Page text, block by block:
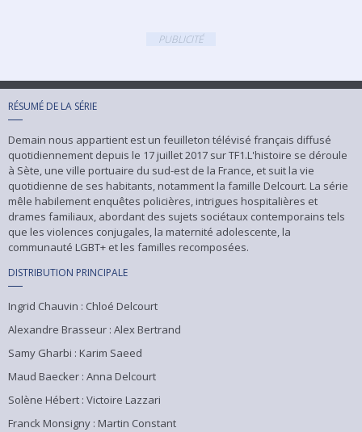
PUBLICITÉ
RÉSUMÉ DE LA SÉRIE
Demain nous appartient est un feuilleton télévisé français diffusé
quotidiennement depuis le 17 juillet 2017 sur TF1.L'histoire se déroule
à Sète, une ville portuaire du sud-est de la France, et suit la vie
quotidienne de ses habitants, notamment la famille Delcourt. La série
mêle habilement enquêtes policières, intrigues hospitalières et
drames familiaux, abordant des sujets sociétaux contemporains tels
que les violences conjugales, la maternité adolescente, la
communauté LGBT+ et les familles recomposées.
DISTRIBUTION PRINCIPALE
Ingrid Chauvin : Chloé Delcourt
Alexandre Brasseur : Alex Bertrand
Samy Gharbi : Karim Saeed
Maud Baecker : Anna Delcourt
Solène Hébert : Victoire Lazzari
Franck Monsigny : Martin Constant